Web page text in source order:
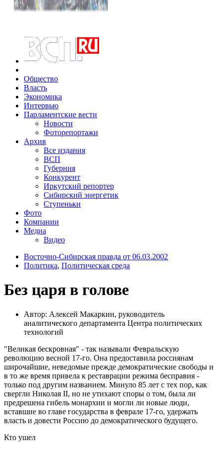
Общество
Власть
Экономика
Интервью
Парламентские вести
Новости
Фоторепортажи
Архив
Все издания
ВСП
Губерния
Конкурент
Иркутский репортер
Сибирский энергетик
Ступеньки
Фото
Компании
Медиа
Видео
Восточно-Сибирская правда от 06.03.2002
Политика, Политическая среда
Без царя в голове
Автор: Алексей Макаркин, руководитель
аналитического департамента Центра политических
технологий
"Великая бескровная" - так называли Февральскую
революцию весной 17-го. Она предоставила россиянам
широчайшие, неведомые прежде демократические свободы и
в то же время привела к реставрации режима бесправия -
только под другим названием. Минуло 85 лет с тех пор, как
свергли Николая II, но не утихают споры о том, была ли
предрешена гибель монархии и могли ли новые люди,
вставшие во главе государства в феврале 17-го, удержать
власть и довести Россию до демократического будущего.
Кто ушел